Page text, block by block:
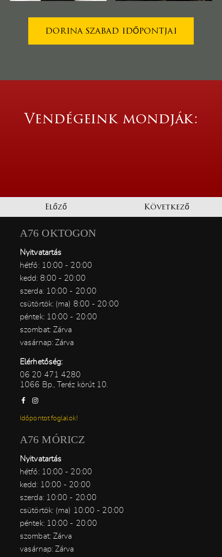
DORINA SZABAD IDŐPONTJAI
Vendégeink mondják:
Előző Következő
A76 OKTOGON
Nyitvatartás
hétfő: 10:00 - 20:00
kedd: 8:00 - 20:00
szerda: 10:00 - 20:00
csütörtök: (ma) 8:00 - 20:00
péntek: 10:00 - 20:00
szombat: Zárva
vasárnap: Zárva
Elérhetőség:
06 20 471 4280
1066 Bp., Teréz körút 10.
Időpontot foglalok!
A76 MÓRICZ
Nyitvatartás
hétfő: 10:00 - 20:00
kedd: 10:00 - 20:00
szerda: 10:00 - 20:00
csütörtök: (ma) 10:00 - 20:00
péntek: 10:00 - 20:00
szombat: Zárva
vasárnap: Zárva